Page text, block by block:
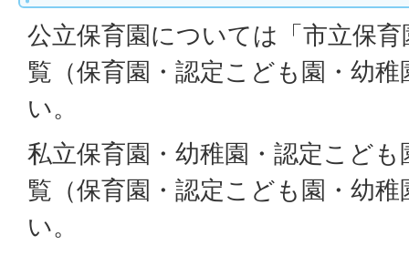
公立保育園については「市立保
覧（保育園・認定こども園・幼
い。
私立保育園・幼稚園・認定こど
覧（保育園・認定こども園・幼
い。